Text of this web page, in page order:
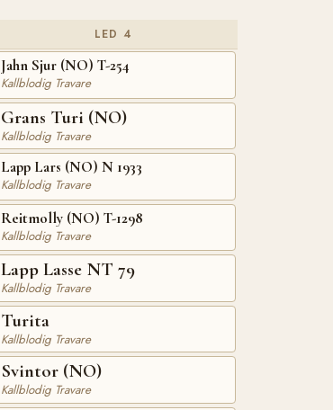
LED 4
Jahn Sjur (NO) T-254
Kallblodig Travare
Grans Turi (NO)
Kallblodig Travare
Lapp Lars (NO) N 1933
Kallblodig Travare
Reitmolly (NO) T-1298
Kallblodig Travare
Lapp Lasse NT 79
Kallblodig Travare
Turita
Kallblodig Travare
Svintor (NO)
Kallblodig Travare